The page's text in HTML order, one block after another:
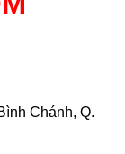
Chánh, Q.